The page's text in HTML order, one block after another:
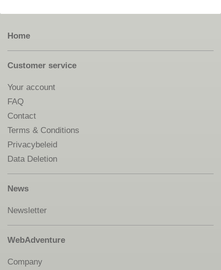
Home
Customer service
Your account
FAQ
Contact
Terms & Conditions
Privacybeleid
Data Deletion
News
Newsletter
WebAdventure
Company